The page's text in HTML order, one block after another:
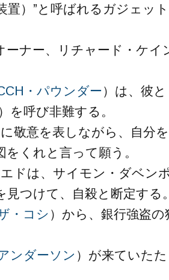
）”と呼ばれるガジェット
ナー、リチャード・ケイ
・パウンダー）は、彼と
）を呼び非難する。
敬意を表しながら、自分を
くれと言って願う。
ドは、サイモン・ダベン
見つけて、自殺と断定する
・コシ ）から、銀行強盗の
ンダーソン ）が来ていたた